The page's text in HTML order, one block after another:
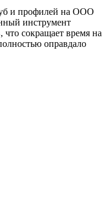
и профилей на ООО
инструмент
что сокращает время на
оправдало